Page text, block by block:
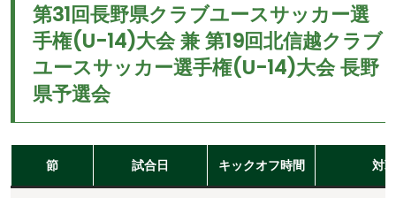
第31回⻑野県クラブユースサッカー選
⼿権(U-14)⼤会 兼 第19回北信越クラブ
ユースサッカー選⼿権(U-14)⼤会 ⻑野
県予選会
節 試合日 キックオフ時間 対